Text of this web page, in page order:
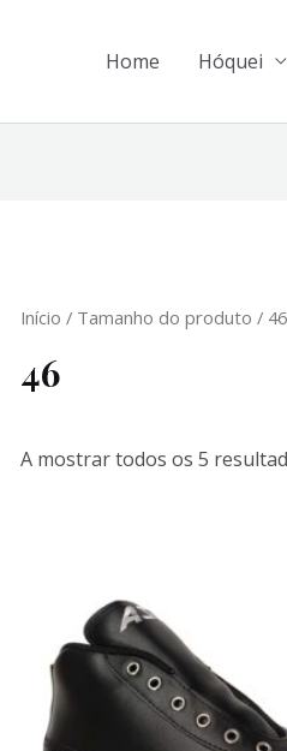
Home Hóquei
Início / Tamanho do produto / 46
46
A mostrar todos os 5